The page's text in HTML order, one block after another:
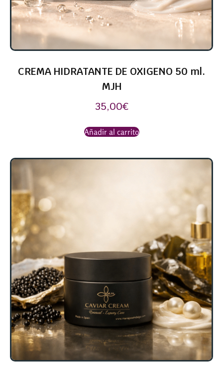
CREMA HIDRATANTE DE OXIGENO 50 ml.
MJH
35,00€
Añadir al carrito